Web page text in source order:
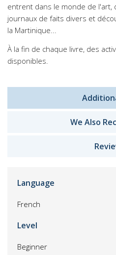
entrent dans le monde de l'art,
journaux de faits divers et
la Martinique...
À la fin de chaque livre, des
disponibles.
We Also
Language
French
Level
Beginner